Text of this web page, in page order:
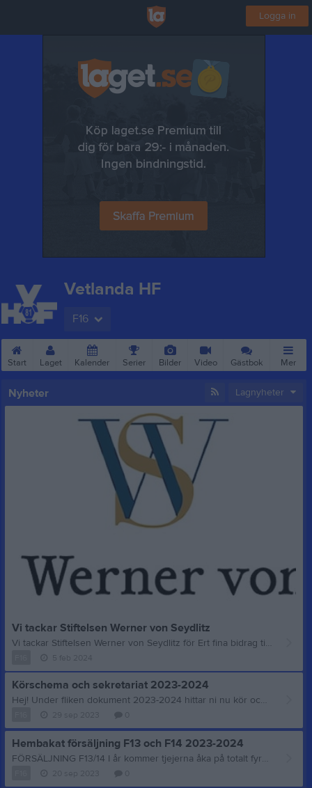
Logga in
Vetlanda HF
F16
Start Laget Kalender Serier Bilder Video Gästbok Mer
Nyheter Lagnyheter
Vi tackar Stiftelsen Werner von Seydlitz
Vi tackar Stiftelsen Werner von Seydlitz för Ert fina bidrag till våra tjejer.
Körschema och sekretariat 2023-2024
Hej! Under fliken dokument 2023-2024 hittar ni nu kör och sekretariatschema för hela säsongen. Trevlig helg!
Hembakat försäljning F13 och F14 2023-2024
FÖRSÄLJNING F13/14 I år kommer tjejerna åka på totalt fyra omgångar i USM och eventuellt någon cup. Givetvis kommer det kosta en slant och vi tycker att det är viktigt att även tjejerna får vara med och bidra. I lördags under träningsdagen pratade jag med tjejerna och de var taggade på att sälja saker. Vi börjar med att erbjuda hembakat fika. Erbjud fika på arbetsplatsen, kompisgänget, grannen eller släktträffen. Sälj t ex kladdkake muffins med grädde och hallon för 20 kr/st. Ni bestämmer själva vad ni vill baka. Lägg som exempel en lapp (alla ansvarar för att göra egen) i fikarummet på ett bestämt datum de vill ha fika eller skicka ut via sociala medier. Ingredienserna får vi föräldrar stå för. Målet är att alla säljer minst 20 stycken/per spelare. Givetvis jobbar vi som ett lag. Någon kan få stor beställning och då tar man hjälp av varandra. Vill man sälja flera ihop och baka ihop kan man göra det. Vi testar och kör en omgång fram till den 6/10. Försäljningen redovisas i en summa/spelare till Marie via swish 070-598 18 15 senast 6/10. Märk med barnets namn. LYCKA TILL! Marie